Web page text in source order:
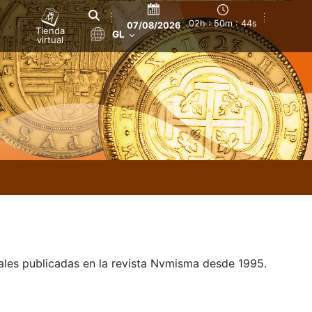
Tienda
virtual
07/08/2026 02h : 50m : 44s
GL
publicadas en la revista Nvmisma desde 1995.